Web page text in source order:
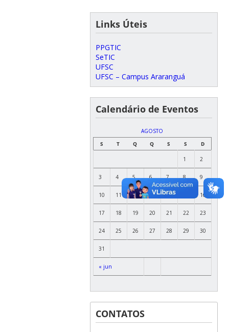
Links Úteis
PPGTIC
SeTIC
UFSC
UFSC – Campus Araranguá
Calendário de Eventos
AGOSTO
S
T Q Q S S D
« jun
1 2
3 4 5 6 7 8 9
10 11 12 13 14 16
17 18 19 20 21 22 23
24 25 26 27 28 29 30
31
CONTATOS